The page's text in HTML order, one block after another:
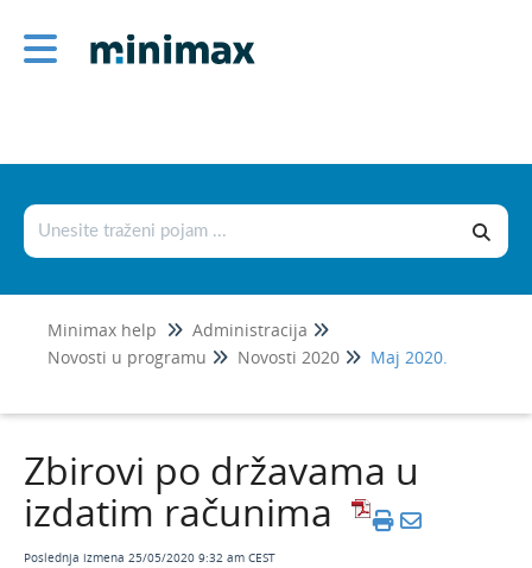
Minimax help
Administracija
Novosti u programu
Novosti 2020 Maj 2020.
Šifarnici
Podešavanje štampe i numerisanje
dokumenata
Jul 2026
April 2026
Mart 2026
Zbirovi po državama u
izdatim računima
Poslednja izmena 25/05/2020 9:32 am CEST